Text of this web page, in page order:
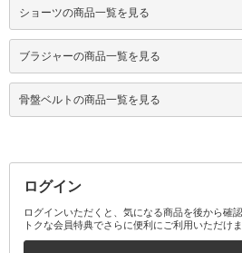
ショーツの商品一覧を見る
ブラジャーの商品一覧を見る
骨盤ベルトの商品一覧を見る
ログイン
ログインいただくと、気になる商品を後から確
トクな会員特典でさらに便利にご利用いただけま